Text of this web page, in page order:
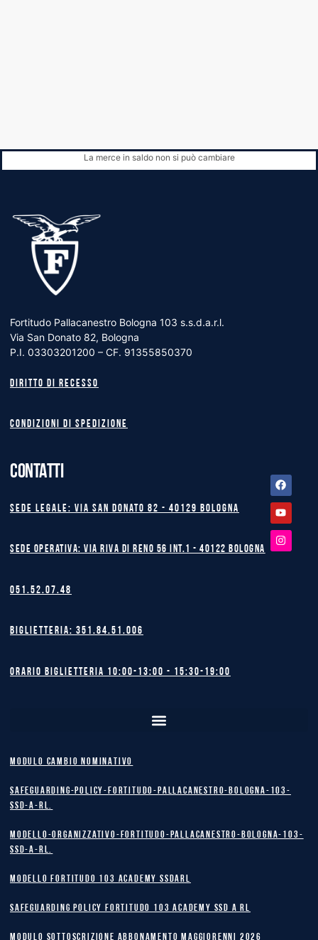
Facebook
Youtube
Instagram
La merce in saldo non si può cambiare
Fortitudo Pallacanestro Bologna 103 s.s.d.a.r.l.
Via San Donato 82, Bologna
P.I. 03303201200 – CF. 91355850370
Diritto di recesso
Condizioni di spedizione
CONTATTI
Sede legale: Via San Donato 82 - 40129 BOLOGNA
Sede operativa: Via Riva di Reno 56 int.1 - 40122 BOLOGNA
051.52.07.48
Biglietteria: 351.84.51.006
Orario biglietteria 10:00-13:00 - 15:30-19:00
MODULO CAMBIO NOMINATIVO
safeguarding-policy-Fortitudo-Pallacanestro-Bologna-103-
SSD-A-RL.
Modello-Organizzativo-Fortitudo-Pallacanestro-Bologna-103-
SSD-A-RL.
MODELLO FORTITUDO 103 ACADEMY SSDARL
safeguarding policy Fortitudo 103 Academy SSD A RL
MODULO SOTTOSCRIZIONE ABBONAMENTO MAGGIORENNI 2026